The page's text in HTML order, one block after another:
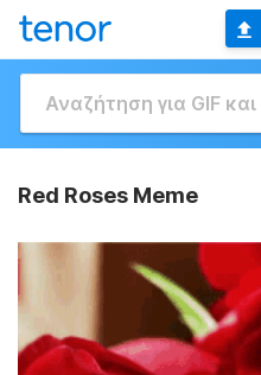
Red Roses Meme